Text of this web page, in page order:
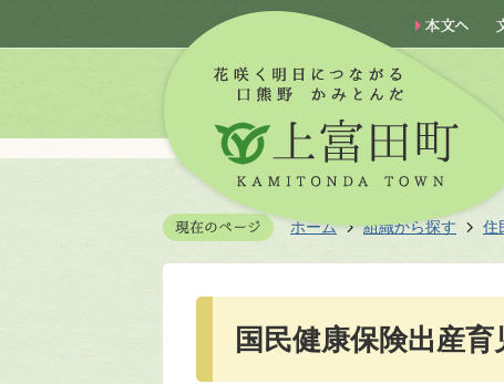
ホーム 組織から探す 住
国民健康保険出産